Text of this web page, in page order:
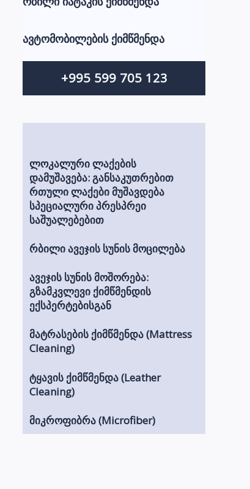
ავტომობილების ქიმწმენდა
+995 599 705 123
ლოკალური ლაქების
დამუშავება:განსაკუთრებით
რთული ლაქები მუშავდება
სპეციალური პრესპრეი
საშუალებებით
რბილი ავეჯის სუნის მოცილება
ავეჯის სუნის მოშორება:
გზამკვლევი ქიმწმენდის
ექსპერტებისგან
მატრასების ქიმწმენდა (Mattress
Cleaning)
ტყავის ქიმწმენდა (Leather
Cleaning)
მიკროფიბრა (Microfiber)